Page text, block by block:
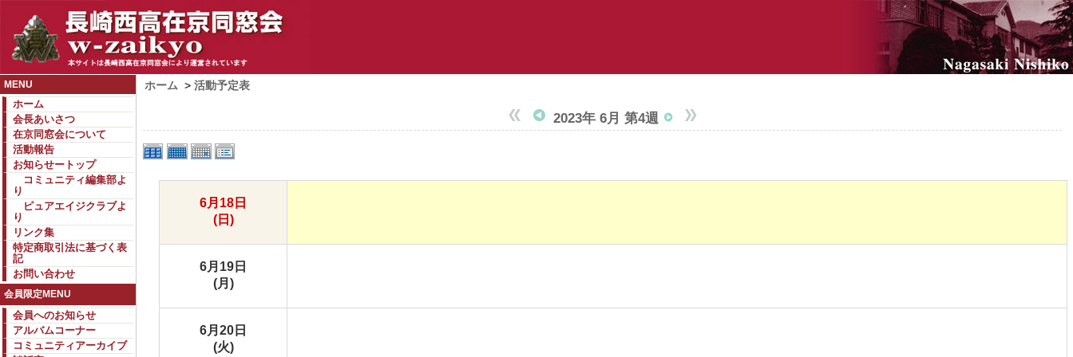
MENU
ホーム
会長あいさつ
在京同窓会について
活動報告
お知らせートップ
コミュニティ編集部よ
り
ピュアエイジクラブよ
り
リンク集
特定商取引法に基づく表
記
お問い合わせ
会員限定MENU
会員へのお知らせ
アルバムコーナー
コミュニティアーカイブ
ホーム > 活動予定表
2023年 6月 第4週
6月18日
(日)
6月19日
(月)
6月20日
(火)